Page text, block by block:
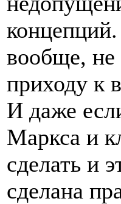
вообще, не
приходу к
И даже
Маркса и
сделать и
сделана